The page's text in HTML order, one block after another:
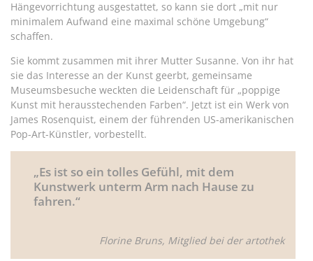
Hängevorrichtung ausgestattet, so kann sie dort „mit nur
minimalem Aufwand eine maximal schöne Umgebung“
schaffen.
Sie kommt zusammen mit ihrer Mutter Susanne. Von ihr hat
sie das Interesse an der Kunst geerbt, gemeinsame
Museumsbesuche weckten die Leidenschaft für „poppige
Kunst mit herausstechenden Farben“. Jetzt ist ein Werk von
James Rosenquist, einem der führenden US-amerikanischen
Pop-Art-Künstler, vorbestellt.
„Es ist so ein tolles Gefühl, mit dem
Kunstwerk unterm Arm nach Hause zu
fahren.“
Florine Bruns, Mitglied bei der artothek